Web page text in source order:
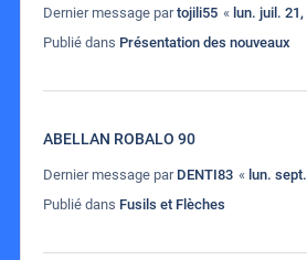
Dernier message partojili55 « lun. juil.
Publié dans Présentation des nouveaux
ABELLAN ROBALO 90
Dernier message par DENTI83 « lun.
Publié dans Fusils et Flèches